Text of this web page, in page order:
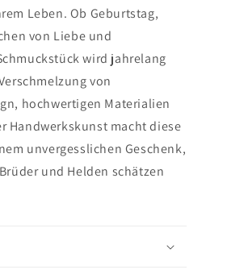
Leben. Ob Geburtstag,
von Liebe und
wird jahrelang
von
hochwertigen Materialien
Handwerkskunst macht diese
unvergesslichen Geschenk,
und Helden schätzen